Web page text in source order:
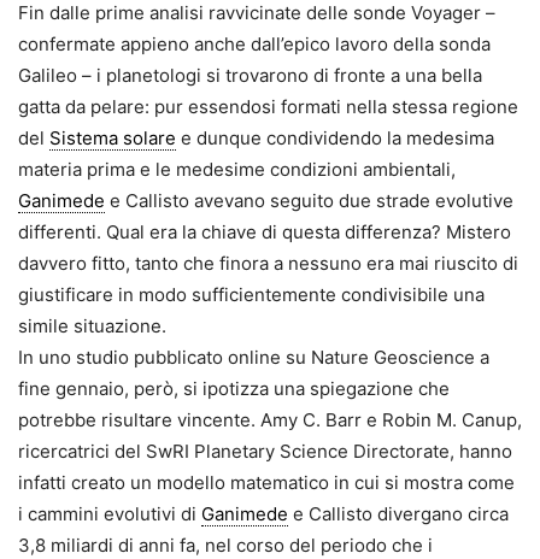
Fin dalle prime analisi ravvicinate delle sonde Voyager –
confermate appieno anche dall’epico lavoro della sonda
Galileo – i planetologi si trovarono di fronte a una bella
gatta da pelare: pur essendosi formati nella stessa regione
del Sistema solare e dunque condividendo la medesima
materia prima e le medesime condizioni ambientali,
Ganimede e Callisto avevano seguito due strade evolutive
differenti. Qual era la chiave di questa differenza? Mistero
davvero fitto, tanto che finora a nessuno era mai riuscito di
giustificare in modo sufficientemente condivisibile una
simile situazione.
In uno studio pubblicato online su Nature Geoscience a
fine gennaio, però, si ipotizza una spiegazione che
potrebbe risultare vincente. Amy C. Barr e Robin M. Canup,
ricercatrici del SwRI Planetary Science Directorate, hanno
infatti creato un modello matematico in cui si mostra come
i cammini evolutivi di Ganimede e Callisto divergano circa
3,8 miliardi di anni fa, nel corso del periodo che i